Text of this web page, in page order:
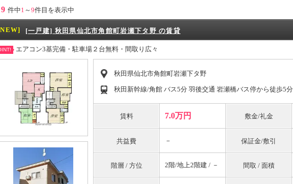
9 件中1 ～ 9件目を表示中
[一戸建] 秋田県仙北市角館町岩瀬下タ野 の賃貸
エアコン3基完備・駐車場２台無料・間取り広々
秋田県仙北市角館町岩瀬下タ野
秋田新幹線/角館 バス5分 羽後交通 岩瀬橋バス停から徒歩5分
賃料 7.0万円 敷金/礼金
共益費 － 保証金/敷引
階層 / 方位 2階/地上2階建 / － 間取 / 面積